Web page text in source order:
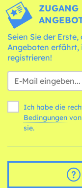
Seien Sie der
Angeboten erfährt,
registrieren!
Ich habe die
Bedingungen
sie.